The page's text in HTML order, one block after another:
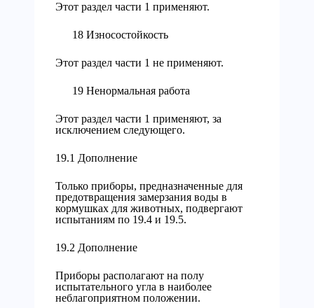
Этот раздел части 1 применяют.
18 Износостойкость
Этот раздел части 1 не применяют.
19 Ненормальная работа
Этот раздел части 1 применяют, за
исключением следующего.
19.1 Дополнение
Только приборы, предназначенные для
предотвращения замерзания воды в
кормушках для животных, подвергают
испытаниям по 19.4 и 19.5.
19.2 Дополнение
Приборы располагают на полу
испытательного угла в наиболее
неблагоприятном положении.